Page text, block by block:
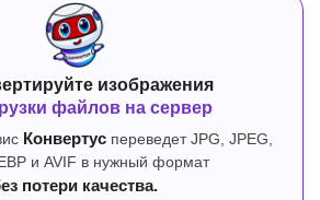
изображения
файлов на сервер
Конвертуспереведет JPG, JPEG,
и AVIF в нужный формат
потери качества.